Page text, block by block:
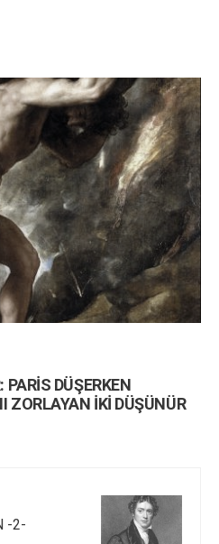
PARİS DÜŞERKEN
ZORLAYAN İKİ DÜŞÜNÜR
-2-